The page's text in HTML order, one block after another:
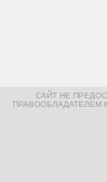
САЙТ НЕ
ПРАВООБЛАДАТЕЛЕМ